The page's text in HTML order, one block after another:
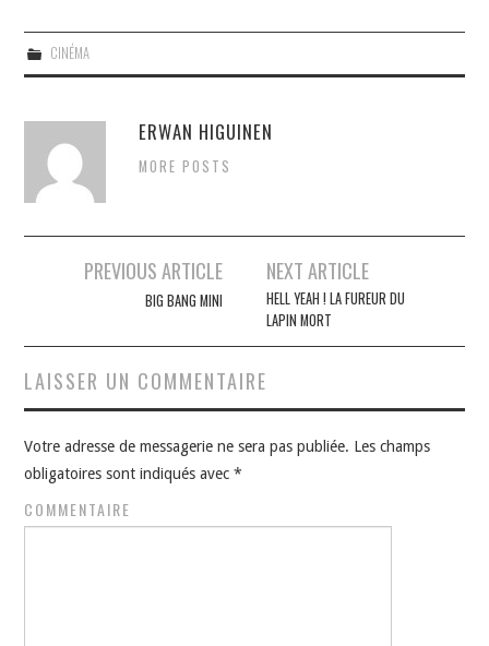
CINÉMA
ERWAN HIGUINEN
MORE POSTS
Navigation
PREVIOUS ARTICLE
BIG BANG MINI
NEXT ARTICLE
HELL YEAH ! LA FUREUR DU
LAPIN MORT
LAISSER UN COMMENTAIRE
Votre adresse de messagerie ne sera pas publiée. Les champs
obligatoires sont indiqués avec*
COMMENTAIRE